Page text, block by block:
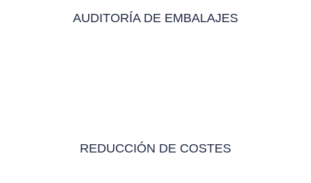
AUDITORÍA DE EMBALAJES
REDUCCIÓN DE COSTES